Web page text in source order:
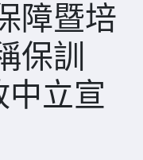
障暨培
保訓
中立宣